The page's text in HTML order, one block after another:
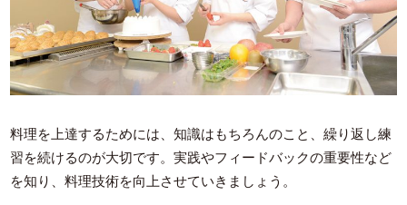
料理を上達するためには、知識はもちろんのこと、繰り返し練
習を続けるのが大切です。実践やフィードバックの重要性など
を知り、料理技術を向上させていきましょう。